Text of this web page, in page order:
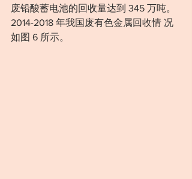
废铅酸蓄电池的回收量达到 345 万吨。
2014-2018 年我国废有色金属回收情 况
如图 6 所示。